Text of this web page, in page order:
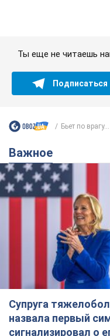
Супруга
назвала первый
сигнализировал о
Сначала врачи не
17,2 т.
Отпуск Леси
обернулся
ведущую
Знаменитость вышла на
коммуникацию в сети и
над "i"